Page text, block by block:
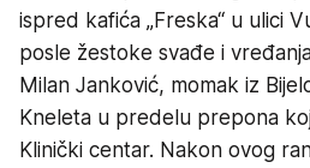
ispred kafića „Freska“ u ulici
posle žestoke svađe i
Milan Janković, momak iz
Kneleta u predelu prepona
Klinički centar. Nakon ovog